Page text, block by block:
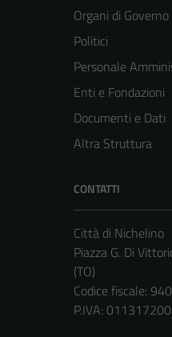
Organi di Governo
Politici
Personale
Enti e Fondazioni
Documenti e Dati
Altra Struttura
CONTATTI
Città di Nichelino
Piazza G. Di
(TO)
Codice fiscale:
P.IVA: